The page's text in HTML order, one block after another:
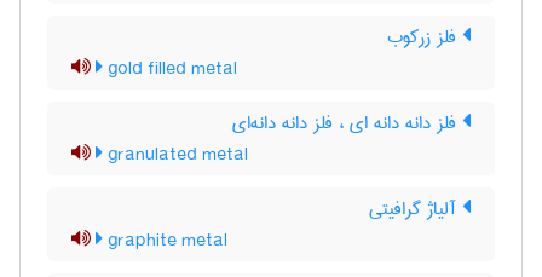
فلز زرکوب
gold filled metal
فلز دانه دانه ای ، فلز دانه دانه‌ای
granulated metal
آلیاژ گرافیتی
graphite metal